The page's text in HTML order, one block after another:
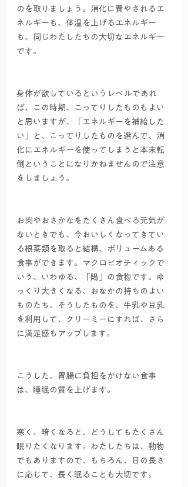
のを取りましょう。消化に費やされるエ
ネルギーも、体温を上げるエネルギー
も、同じわたしたちの大切なエネルギー
です。
身体が欲しているというレベルであれ
ば、この時期、こってりしたものもよい
と思いますが、「エネルギーを補給した
い」と、こってりしたものを選んで、消
化にエネルギーを使ってしまうと本末転
倒ということになりかねませんので注意
をしましょう。
お肉やおさかなをたくさん食べる元気が
ないときでも、今おいしくなってきてい
る根菜類を取ると結構、ボリュームある
食事ができます。マクロビオティックで
いう、いわゆる、「陽」の食物です。ゆ
っくり大きくなる、おなかの持ちのよい
ものたち。そうしたものを、牛乳や豆乳
を利用して、クリーミーにすれば、さら
に満足感もアップします。
こうした、胃腸に負担をかけない食事
は、睡眠の質を上げます。
寒く、暗くなると、どうしてもたくさん
眠りたくなります。わたしたちは、動物
でもありますので、もちろん、日の長さ
に応じて、長く眠ることも大切です。